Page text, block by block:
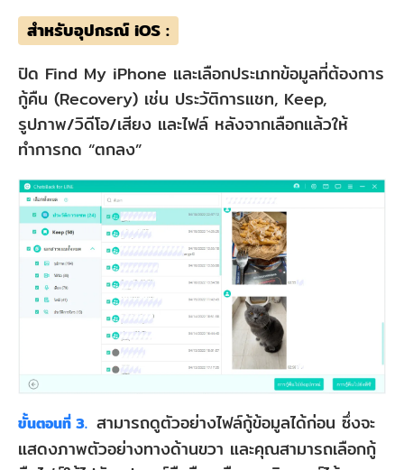
สำหรับอุปกรณ์ iOS :
ปิด Find My iPhone และเลือกประเภทข้อมูลที่ต้องการ
กู้คืน (Recovery) เช่น ประวัติการแชท, Keep,
รูปภาพ/วิดีโอ/เสียง และไฟล์ หลังจากเลือกแล้วให้
ทำการกด “ตกลง”
ขั้นตอนที่ 3. สามารถดูตัวอย่างไฟล์กู้ข้อมูลได้ก่อน ซึ่งจะ
แสดงภาพตัวอย่างทางด้านขวา และคุณสามารถเลือกกู้